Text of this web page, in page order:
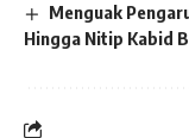
Menguak
Hingga Nitip Kabid